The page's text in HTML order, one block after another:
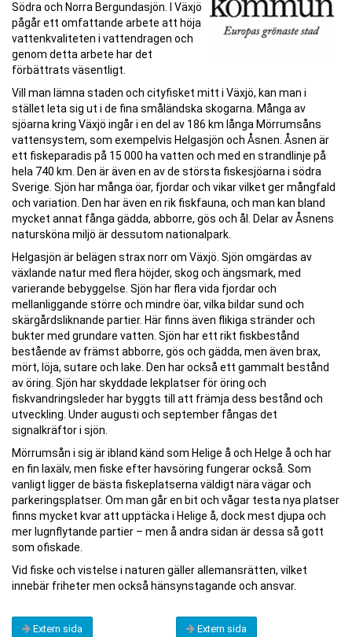
Södra och Norra Bergundasjön. I Växjö
pågår ett omfattande arbete att höja
vattenkvaliteten i vattendragen och
genom detta arbete har det
förbättrats väsentligt.
Vill man lämna staden och cityfisket mitt i Växjö, kan man i
stället leta sig ut i de fina småländska skogarna. Många av
sjöarna kring Växjö ingår i en del av 186 km långa Mörrumsåns
vattensystem, som exempelvis Helgasjön och Åsnen. Åsnen är
ett fiskeparadis på 15 000 ha vatten och med en strandlinje på
hela 740 km. Den är även en av de största fiskesjöarna i södra
Sverige. Sjön har många öar, fjordar och vikar vilket ger mångfald
och variation. Den har även en rik fiskfauna, och man kan bland
mycket annat fånga gädda, abborre, gös och ål. Delar av Åsnens
natursköna miljö är dessutom nationalpark.
Helgasjön är belägen strax norr om Växjö. Sjön omgärdas av
växlande natur med flera höjder, skog och ängsmark, med
varierande bebyggelse. Sjön har flera vida fjordar och
mellanliggande större och mindre öar, vilka bildar sund och
skärgårdsliknande partier. Här finns även flikiga stränder och
bukter med grundare vatten. Sjön har ett rikt fiskbestånd
bestående av främst abborre, gös och gädda, men även brax,
mört, löja, sutare och lake. Den har också ett gammalt bestånd
av öring. Sjön har skyddade lekplatser för öring och
fiskvandringsleder har byggts till att främja dess bestånd och
utveckling. Under augusti och september fångas det
signalkräftor i sjön.
Mörrumsån i sig är ibland känd som Helige å och Helge å och har
en fin laxälv, men fiske efter havsöring fungerar också. Som
vanligt ligger de bästa fiskeplatserna väldigt nära vägar och
parkeringsplatser. Om man går en bit och vågar testa nya platser
finns mycket kvar att upptäcka i Helige å, dock mest djupa och
mer lugnflytande partier – men å andra sidan är dessa så gott
som ofiskade.
Vid fiske och vistelse i naturen gäller allemansrätten, vilket
innebär friheter men också hänsynstagande och ansvar.
Extern sida Extern sida